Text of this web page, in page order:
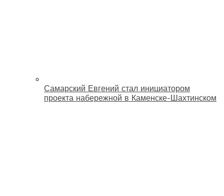
Самарский Евгений стал инициатором
проекта набережной в Каменске-Шахтинском